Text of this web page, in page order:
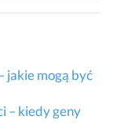
jakie mogą być
– kiedy geny